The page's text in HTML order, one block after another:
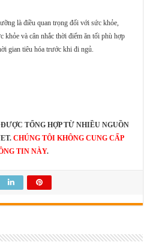
là điều quan trọng đối với sức khỏe,
khỏe và cân nhắc thời điểm ăn tối phù hợp
gian tiêu hóa trước khi đi ngủ.
TỔNG HỢP TỪ NHIỀU NGUỒN
CHÚNG TÔI KHÔNG CUNG CẤP
TIN NÀY.